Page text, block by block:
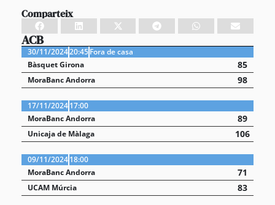
Comparteix
ACB
30/11/202420:45Fora de casa
Bàsquet Girona
85
MoraBanc Andorra 98
17/11/202417:00
MoraBanc Andorra
89
Unicaja de Màlaga 106
09/11/202418:00
MoraBanc Andorra
71
UCAM Múrcia 83